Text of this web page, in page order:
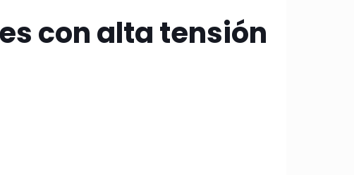
con alta tensión